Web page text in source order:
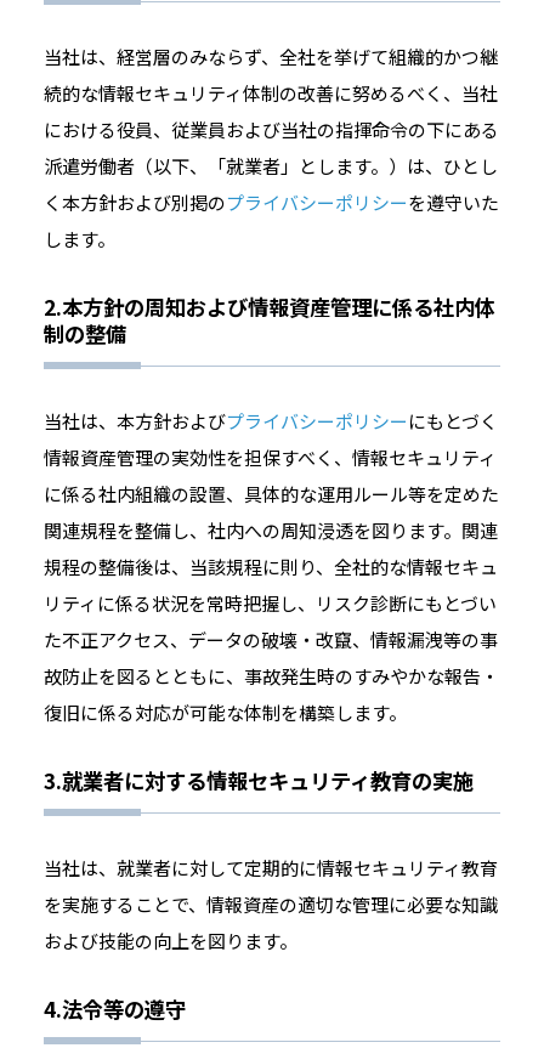
当社は、経営層のみならず、全社を挙げて組織的かつ継
続的な情報セキュリティ体制の改善に努めるべく、当社
における役員、従業員および当社の指揮命令の下にある
派遣労働者（以下、「就業者」とします。）は、ひとし
く本方針および別掲のプライバシーポリシーを遵守いた
します。
2.本方針の周知および情報資産管理に係る社内体
制の整備
当社は、本方針およびプライバシーポリシーにもとづく
情報資産管理の実効性を担保すべく、情報セキュリティ
に係る社内組織の設置、具体的な運用ルール等を定めた
関連規程を整備し、社内への周知浸透を図ります。関連
規程の整備後は、当該規程に則り、全社的な情報セキュ
リティに係る状況を常時把握し、リスク診断にもとづい
た不正アクセス、データの破壊・改竄、情報漏洩等の事
故防止を図るとともに、事故発生時のすみやかな報告・
復旧に係る対応が可能な体制を構築します。
3.就業者に対する情報セキュリティ教育の実施
当社は、就業者に対して定期的に情報セキュリティ教育
を実施することで、情報資産の適切な管理に必要な知識
および技能の向上を図ります。
4.法令等の遵守